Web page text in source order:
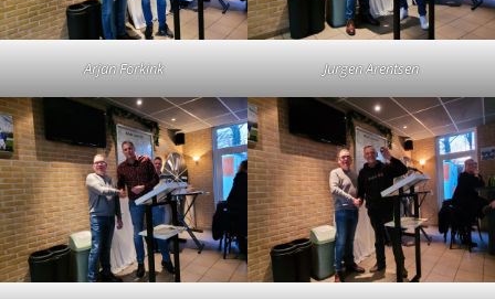
Arjan Forkink Jurgen Arentsen